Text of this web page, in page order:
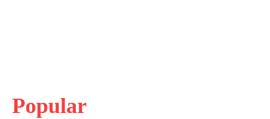
Popular